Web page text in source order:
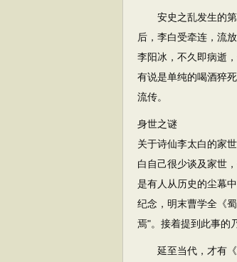
安史之乱发生的第
后，李白受牵连，流
李阳冰，不久即病逝
有说是单纯的喝酒猝
流传。
身世之谜
关于诗仙李太白的家
白自己很少谈及家世
是有人从历史的尘幕
纪念，明末曹学全《
焉"。接着提到此事的
延至当代，才有《